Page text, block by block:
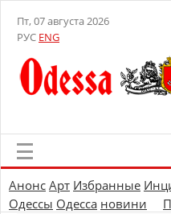
Пт, 07 августа 2026
РУС ENG
Анонс Арт Избранные
Одессы Одесса новини